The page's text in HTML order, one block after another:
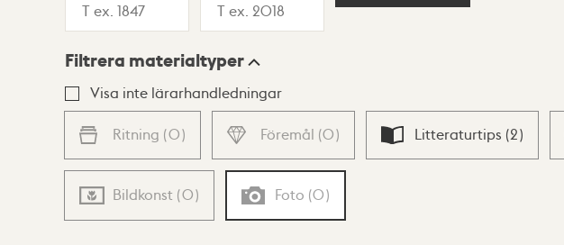
Lista Karta
Filtrera materialtyper
Visa inte lärarhandledningar
Ritning (0) Föremål (0) Litteraturtips (2)
Bildkonst (0) Foto (0)